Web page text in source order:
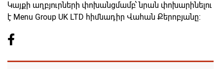
Կայքի աղբյուրների փոխանցմամբ՝ նրան փոխարինելու
է Menu Group UK LTD հիմնադիր Վահան Քերոբյանը։